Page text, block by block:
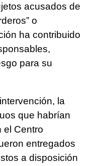
acusados de
o
ha contribuido
para su
la
que habrían
el Centro
entregados
a disposición